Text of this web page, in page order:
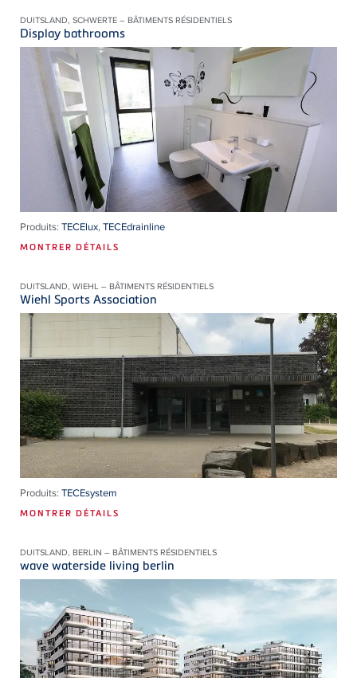
DUITSLAND, SCHWERTE – BÂTIMENTS RÉSIDENTIELS
Display bathrooms
Produits: TECElux,TECEdrainline
MONTRER DÉTAILS
DUITSLAND, WIEHL – BÂTIMENTS RÉSIDENTIELS
Wiehl Sports Association
Produits: TECEsystem
MONTRER DÉTAILS
DUITSLAND, BERLIN – BÂTIMENTS RÉSIDENTIELS
wave waterside living berlin